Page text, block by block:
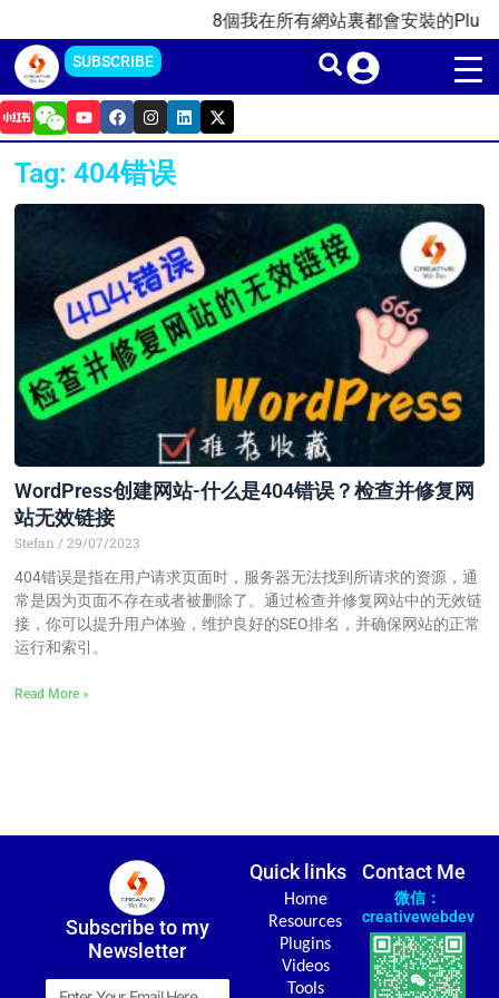
content
8個我在所有網站裏都會安裝的
SUBSCRIBE
Y
o
u
u
e
F
a
c
e
b
o
o
I
n
s
t
a
g
r
m
L
i
n
i
X
-
t
t
e
Tag: 404错误
WordPress创建网站-什么是404错误？检查并修复网
站无效链接
Stefan
29/07/2023
404错误是指在用户请求页面时，服务器无法找到所请求的资源，通
常是因为页面不存在或者被删除了。通过检查并修复网站中的无效链
接，你可以提升用户体验，维护良好的SEO排名，并确保网站的正常
运行和索引。
Read More »
Subscribe to my
Newsletter
Email
Quick links
Home
Resources
Plugins
Videos
Tools
Contact Me
微信：
creativewebdev